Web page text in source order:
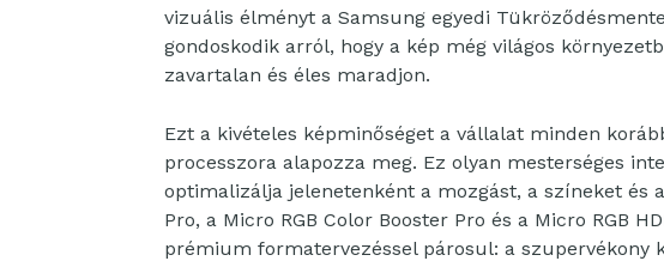
vizuális élményt a Samsung egyedi
gondoskodik arról, hogy a kép még világos
zavartalan és éles maradjon.
Ezt a kivételes képminőséget a vállalat minden
processzora alapozza meg. Ez olyan mesterséges
optimalizálja jelenetenként a mozgást, a színeket és
Pro, a Micro RGB Color Booster Pro és a Micro RGB
prémium formatervezéssel párosul: a szupervékony